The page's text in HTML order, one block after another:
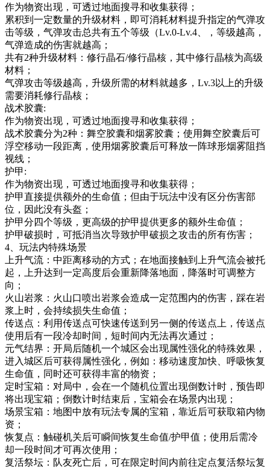
作为物资出现，可透过地面搜寻和收集获得；
累积到一定数量的升级材料，即可消耗材料提升指定的气弹攻
击等级，气弹攻击总共有五个等级（Lv.0-Lv.4、，等级越高，
气弹造成的伤害就越高；
共有2种升级材料：修行晶石/修行晶核，其中修行晶核为高级
材料；
气弹攻击等级越高，升级所需的材料就越多，Lv.3以上的升级
需要消耗修行晶核；
战术胶囊:
作为物资出现，可透过地面搜寻和收集获得；
战术胶囊分为2种：舞空胶囊和烟雾胶囊；使用舞空胶囊后可
浮空移动一段距离，使用烟雾胶囊后可释放一阵球形烟雾阻挡
视线；
护甲:
作为物资出现，可透过地面搜寻和收集获得；
护甲直接提供额外的生命值；但由于玩法中没有区分伤害部
位，因此没有头盔；
护甲分四个等级，更高级的护甲提供更多的额外生命值；
护甲破损时，可抵消当次导致护甲破损之攻击的所有伤害；
4、玩法内特殊场景
上升气流：中距离移动的方式；在地面接触到上升气流会被托
起，上升达到一定高度后会重新降落地面，降落时可调整方
向；
火山岩浆：火山口喷出岩浆会造成一定范围内的伤害，踩在岩
浆上时，会持续损失生命值；
传送点：利用传送点可快速传送到另一侧的传送点上，传送点
使用后有一段冷却时间，短时间内无法再次通过；
元气结界：开局后随机一个城区会出现属性强化的特殊效果，
进入城区后可获得属性强化，例如：移动速度加快、呼吸恢复
生命值，同时还可获得丰富的物资；
定时宝箱：对局中，会在一个随机位置出现倒数计时，预告即
将出现宝箱；倒数计时结束后，宝箱会在场景内出现；
场景宝箱：地图中放有玩法专属的宝箱，靠近后可获取箱内物
资；
恢复点：触碰机关后可瞬间恢复生命值/护甲值；使用后需冷
却一段时间才可再次使用；
复活祭坛：队友死亡后，可在限定时间内前往定点复活祭坛复